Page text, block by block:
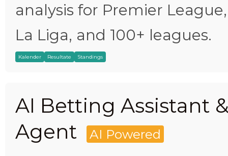
analysis for Premier League,
La Liga, and 100+ leagues.
Kalender Resultate Standings
AI Betting Assistant
Agent
AI Powered